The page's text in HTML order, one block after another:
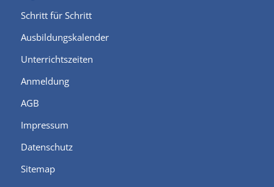
Schritt für Schritt
Ausbildungskalender
Unterrichtszeiten
Anmeldung
AGB
Impressum
Datenschutz
Sitemap